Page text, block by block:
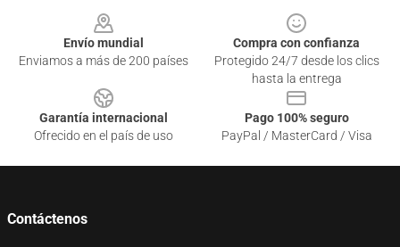
Envío mundial
Enviamos a más de 200 países
Compra con confianza
Protegido 24/7 desde los clics
hasta la entrega
Garantía internacional
Ofrecido en el país de uso
Pago 100% seguro
PayPal / MasterCard / Visa
Contáctenos